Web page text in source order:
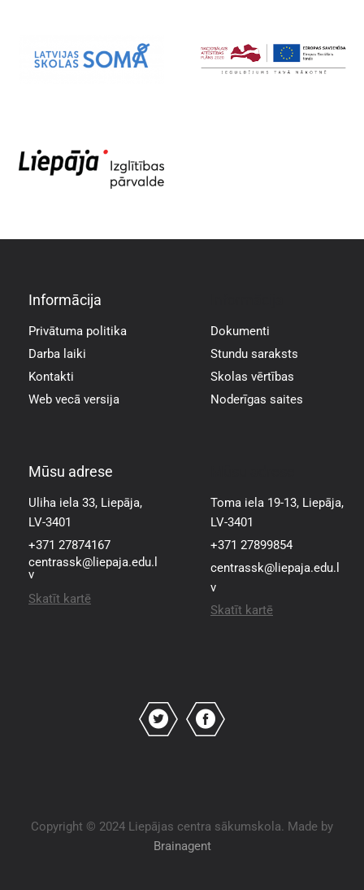
Informācija
Privātuma politika
Darba laiki
Kontakti
Web vecā versija
Dokumenti
Stundu saraksts
Skolas vērtības
Noderīgas saites
Mūsu adrese
Uliha iela 33, Liepāja,
LV-3401
+371 27874167
centrassk@liepaja.edu.l
v
Skatīt kartē
Toma iela 19-13, Liepāja,
LV-3401
+371 27899854
centrassk@liepaja.edu.l
v
Skatīt kartē
Copyright © 2024 Liepājas centra sākumskola. Made by
Brainagent